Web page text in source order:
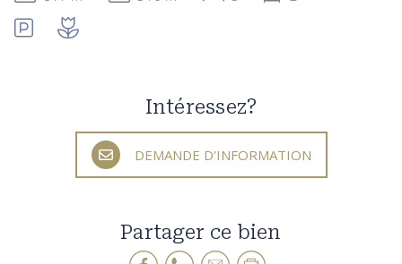
Intéressez?
DEMANDE D'INFORMATION
Partager ce bien